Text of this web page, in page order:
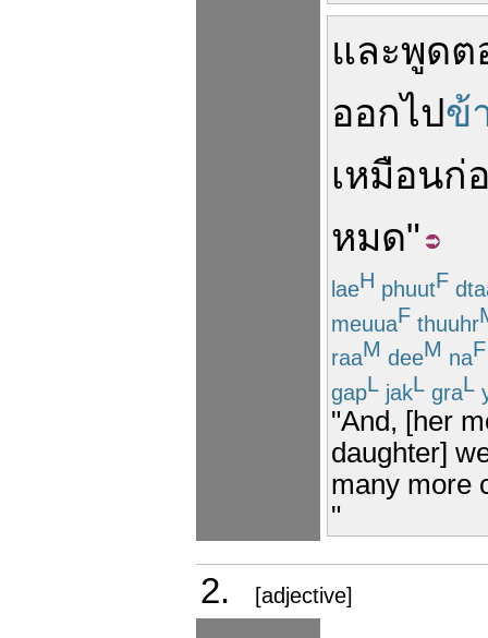
และพูดต
ออกไปข้
เหมือนก่
หมด"
laeH phuutF
meuuaF thuuhr
raaM deeM naF
gapL jakL graL
"And, [her
daughter]
many more
"
2. [adjective]